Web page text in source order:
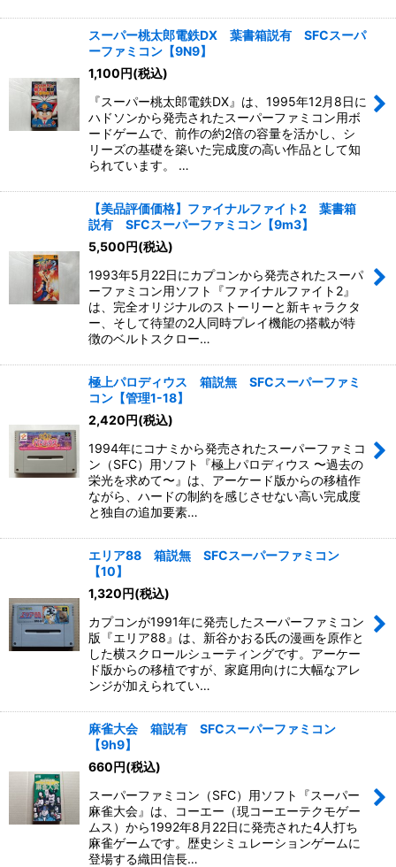
スーパー桃太郎電鉄DX 葉書箱説有 SFCスーパ
ーファミコン【9N9】
1,100円(税込)
『スーパー桃太郎電鉄DX』は、1995年12月8日に
ハドソンから発売されたスーパーファミコン用ボ
ードゲームで、前作の約2倍の容量を活かし、シ
リーズの基礎を築いた完成度の高い作品として知
られています。 …
【美品評価価格】ファイナルファイト2 葉書箱
説有 SFCスーパーファミコン【9m3】
5,500円(税込)
1993年5月22日にカプコンから発売されたスーパ
ーファミコン用ソフト『ファイナルファイト2』
は、完全オリジナルのストーリーと新キャラクタ
ー、そして待望の2人同時プレイ機能の搭載が特
徴のベルトスクロー…
極上パロディウス 箱説無 SFCスーパーファミ
コン【管理1-18】
2,420円(税込)
1994年にコナミから発売されたスーパーファミコ
ン（SFC）用ソフト『極上パロディウス 〜過去の
栄光を求めて〜』は、アーケード版からの移植作
ながら、ハードの制約を感じさせない高い完成度
と独自の追加要素…
エリア88 箱説無 SFCスーパーファミコン
【10】
1,320円(税込)
カプコンが1991年に発売したスーパーファミコン
版『エリア88』は、新谷かおる氏の漫画を原作と
した横スクロールシューティングです。アーケー
ド版からの移植ですが、家庭用向けに大幅なアレ
ンジが加えられてい…
麻雀大会 箱説有 SFCスーパーファミコン
【9h9】
660円(税込)
スーパーファミコン（SFC）用ソフト『スーパー
麻雀大会』は、コーエー（現コーエーテクモゲー
ムス）から1992年8月22日に発売された4人打ち
麻雀ゲームです。歴史シミュレーションゲームに
登場する織田信長…